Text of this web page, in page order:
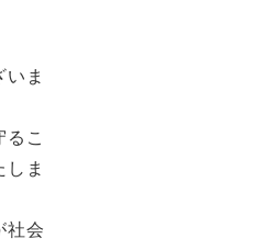
ま
こ
ま
社会